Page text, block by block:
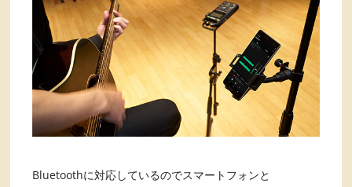
Bluetoothに対応しているのでスマートフォンと